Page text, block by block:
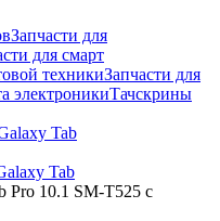
Запчасти для
для смарт
техникиЗапчасти для
электроникиТачскрины
Tab
Tab
Pro 10.1 SM-T525 c